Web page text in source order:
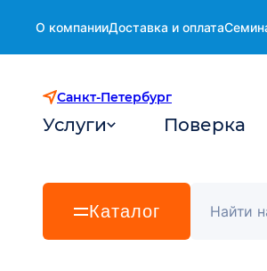
О компанииДоставка и оплата
Санкт-Петербург
Услуги Поверка
Каталог